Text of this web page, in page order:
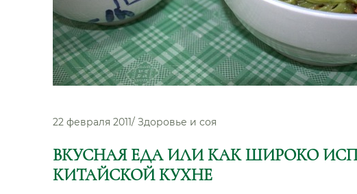
22 февраля 2011/ Здоровье и соя
ВКУСНАЯ ЕДА ИЛИ КАК ШИРОКО
КИТАЙСКОЙ КУХНЕ